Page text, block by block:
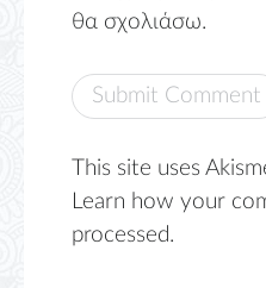
θα σχολιάσω.
This site uses
Learn how your
processed.